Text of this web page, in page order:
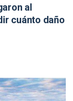
al
cuánto daño